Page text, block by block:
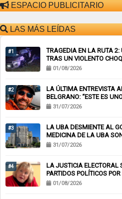
ESPACIO PUBLICITARIO
LAS MÁS LEÍDAS
#1
TRAGEDIA EN LA RUTA 2:
TRAS UN VIOLENTO
01/08/2026
#2
LA ÚLTIMA ENTREVISTA
BELGRANO: “ESTE ES
RIESGO”
31/07/2026
#3
LA UBA DESMIENTE AL
MEDICINA DE LA UBA
31/07/2026
#4
LA JUSTICIA ELECTORAL
PARTIDOS POLÍTICOS
01/08/2026